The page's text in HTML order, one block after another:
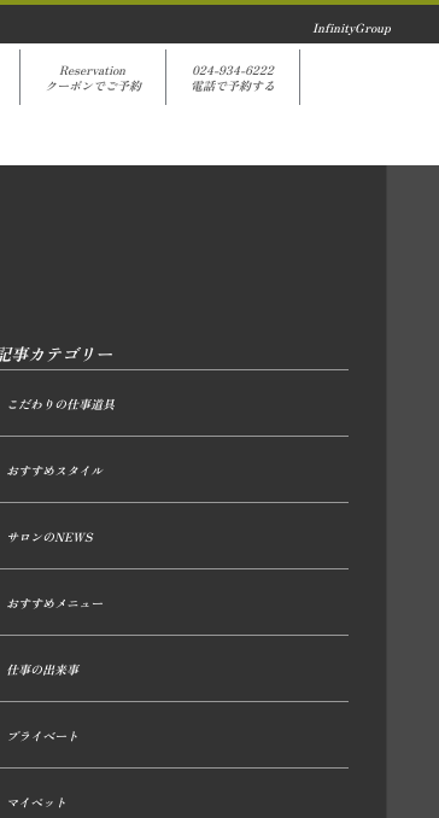
InfinityGroup
Reservation
クーポンでご予約
024-934-6222
電話で予約する
事カテゴリー
こだわりの仕事道具
おすすめスタイル
サロンのNEWS
おすすめメニュー
仕事の出来事
プライベート
マイペット